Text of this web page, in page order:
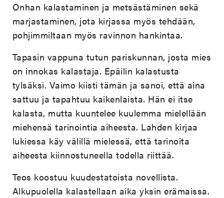
Onhan kalastaminen ja metsästäminen sekä
marjastaminen, jota kirjassa myös tehdään,
pohjimmiltaan myös ravinnon hankintaa.
Tapasin vappuna tutun pariskunnan, josta mies
on innokas kalastaja. Epäilin kalastusta
tylsäksi. Vaimo kiisti tämän ja sanoi, että aina
sattuu ja tapahtuu kaikenlaista. Hän ei itse
kalasta, mutta kuuntelee kuulemma mielellään
miehensä tarinointia aiheesta. Lahden kirjaa
lukiessa käy välillä mielessä, että tarinoita
aiheesta kiinnostuneella todella riittää.
Teos koostuu kuudestatoista novellista.
Alkupuolella kalastellaan aika yksin erämaissa.